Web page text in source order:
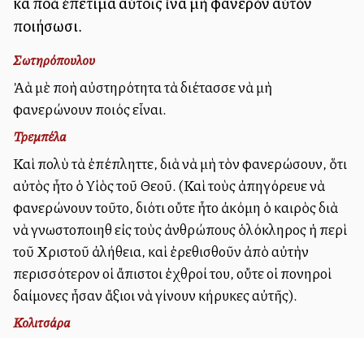
ποιήσωσι.
Σωτηρόπουλου
Ἀλλὰ μὲ πολλὴ αὐστηρότητα τὰ διέτασσε νὰ μὴ
φανερώνουν ποιός εἶναι.
Τρεμπέλα
Καὶ πολὺ τὰ ἐπέπληττε, διὰ νὰ μὴ τὸν φανερώσουν, ὅτι
αὐτὸς ἦτο ὁ Υἱὸς τοῦ Θεοῦ. (Καὶ τοὺς ἀπηγόρευε νὰ
φανερώνουν τοῦτο, διότι οὔτε ἦτο ἀκόμη ὁ καιρὸς διὰ
νὰ γνωστοποιηθῇ εἰς τοὺς ἀνθρώπους ὁλόκληρος ἡ περὶ
τοῦ Χριστοῦ ἀλήθεια, καὶ ἐρεθισθοῦν ἀπὸ αὐτὴν
περισσότερον οἱ ἄπιστοι ἐχθροί του, οὔτε οἱ πονηροὶ
δαίμονες ἦσαν ἄξιοι νὰ γίνουν κήρυκες αὐτῆς).
Κολιτσάρα